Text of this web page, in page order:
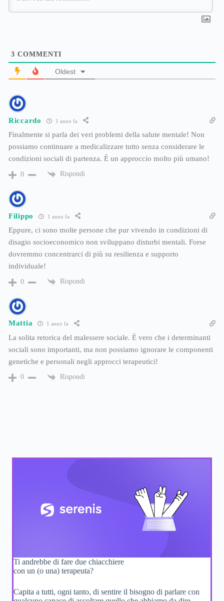
3 COMMENTI
Oldest
Riccardo 1 anno fa
Finalmente si parla dei veri problemi della salute mentale! Non
possiamo continuare a medicalizzare tutto senza considerare le
condizioni sociali di partenza. È un approccio molto più umano!
0 Rispondi
Filippo 1 anno fa
Eppure, ci sono molte persone che pur vivendo in condizioni di
disagio socioeconomico non sviluppano disturbi mentali. Forse
dovremmo concentrarci di più su resilienza e supporto
individuale!
0 Rispondi
Mattia 1 anno fa
La solita retorica del malessere sociale. È vero che i determinanti
sociali sono importanti, ma non possiamo ignorare le componenti
genetiche e personali negli approcci terapeutici!
0 Rispondi
Ti andrebbe di fare due chiacchiere
con un (o una) terapeuta?
Capita a tutti, ogni tanto, di sentire il bisogno di parlare con